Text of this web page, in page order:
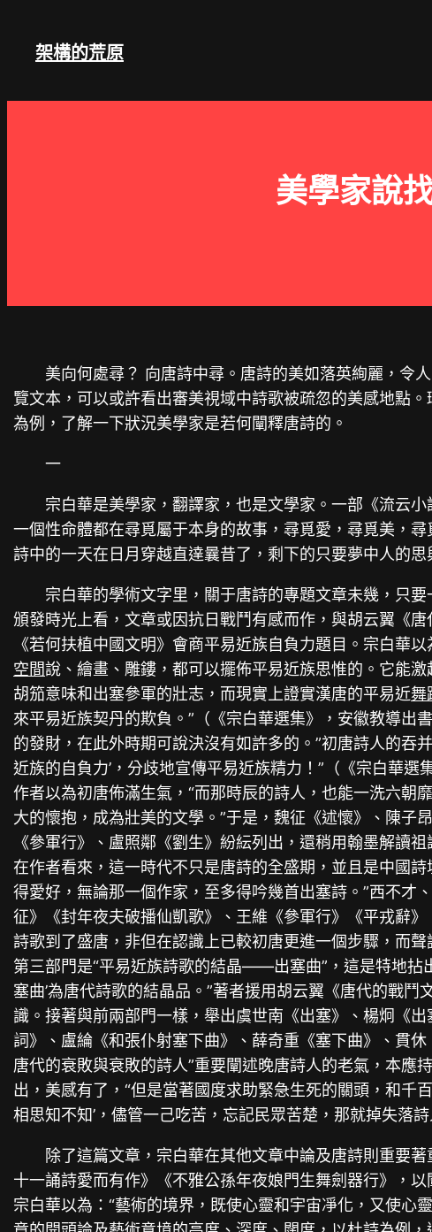
架構的荒原
美學家說
美向何處尋？ 向唐詩中尋。唐詩的美如落英絢麗，令
覽文本，可以或許看出審美視域中詩歌被疏忽的美感地點
為例，了解一下狀況美學家是若何闡釋唐詩的。
一
宗白華是美學家，翻譯家，也是文學家。一部《流云
一個性命體都在尋覓屬于本身的故事，尋覓愛，尋覓美，
詩中的一天在日月穿越直達曩昔了，剩下的只要夢中人的
宗白華的學術文字里，關于唐詩的專題文章未幾，只
頒發時光上看，文章或因抗日戰鬥有感而作，與胡云翼《
《若何扶植中國文明》會商平易近族自負力題目。宗白華
空間說、繪畫、雕鏤，都可以擺佈平易近族思惟的。它能
胡笳意味和出塞參軍的壯志，而現實上證實漢唐的平易近舞
來平易近族契丹的欺負。”（《宗白華選集》，安徽教導
的發財，在此外時期可說決沒有如許多的。”初唐詩人的吞
近族的自負力’，分歧地宣傳平易近族精力！”（《宗白華
作者以為初唐佈滿生氣，“而那時辰的詩人，也能一洗六朝
大的懷抱，成為壯美的文學。”于是，魏征《述懷》、陳子
《參軍行》、盧照鄰《劉生》紛紜列出，還稍用翰墨解讀
在作者看來，這一時代不只是唐詩的全盛期，並且是中
得愛好，無論那一個作家，至多得吟幾首出塞詩。”西不才
征》《封年夜夫破播仙凱歌》、王維《參軍行》《平戎辭
詩歌到了盛唐，非但在認識上已較初唐更進一個步驟，而
第三部門是“平易近族詩歌的結晶——出塞曲”，這是特地拈
塞曲’為唐代詩歌的結晶品。”著者援用胡云翼《唐代的戰
識。接著與前兩部門一樣，舉出虞世南《出塞》、楊炯《
詞》、盧綸《和張仆射塞下曲》、薛奇重《塞下曲》、貫
唐代的衰敗與衰敗的詩人”重要闡述晚唐詩人的老氣，本應
出，美感有了，“但是當著國度求助緊急生死的關頭，和千
相思知不知’，儘管一己吃苦，忘記民眾苦楚，那就掉失落
除了這篇文章，宗白華在其他文章中論及唐詩則重要
十一誦詩愛而有作》《不雅公孫年夜娘門生舞劍器行》，
宗白華以為：“藝術的境界，既使心靈和宇宙凈化，又使心